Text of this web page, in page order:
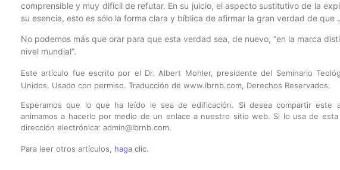
comprensible y muy difícil de refutar. En su juicio, el aspecto sustitutivo de la
su esencia, esto es sólo la forma clara y bíblica de afirmar la gran verdad de que
No podemos más que orar para que esta verdad sea, de nuevo, “en la marca
nivel mundial”.
Este artículo fue escrito por el Dr. Albert Mohler, presidente del Seminario
Unidos. Usado con permiso. Traducción de www.ibrnb.com, Derechos Reservados.
Esperamos que lo que ha leído le sea de edificación. Si desea compartir
animamos a hacerlo por medio de un enlace a nuestro sitio web. Si lo usa de
dirección electrónica: admin@ibrnb.com.
Para leer otros artículos, haga clic.